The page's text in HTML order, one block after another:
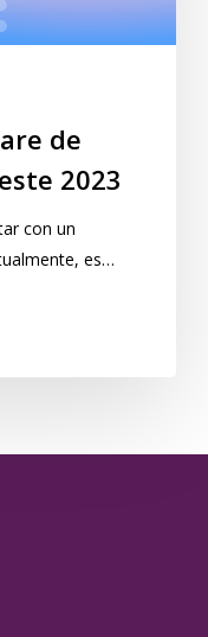
de
2023
con un
es…